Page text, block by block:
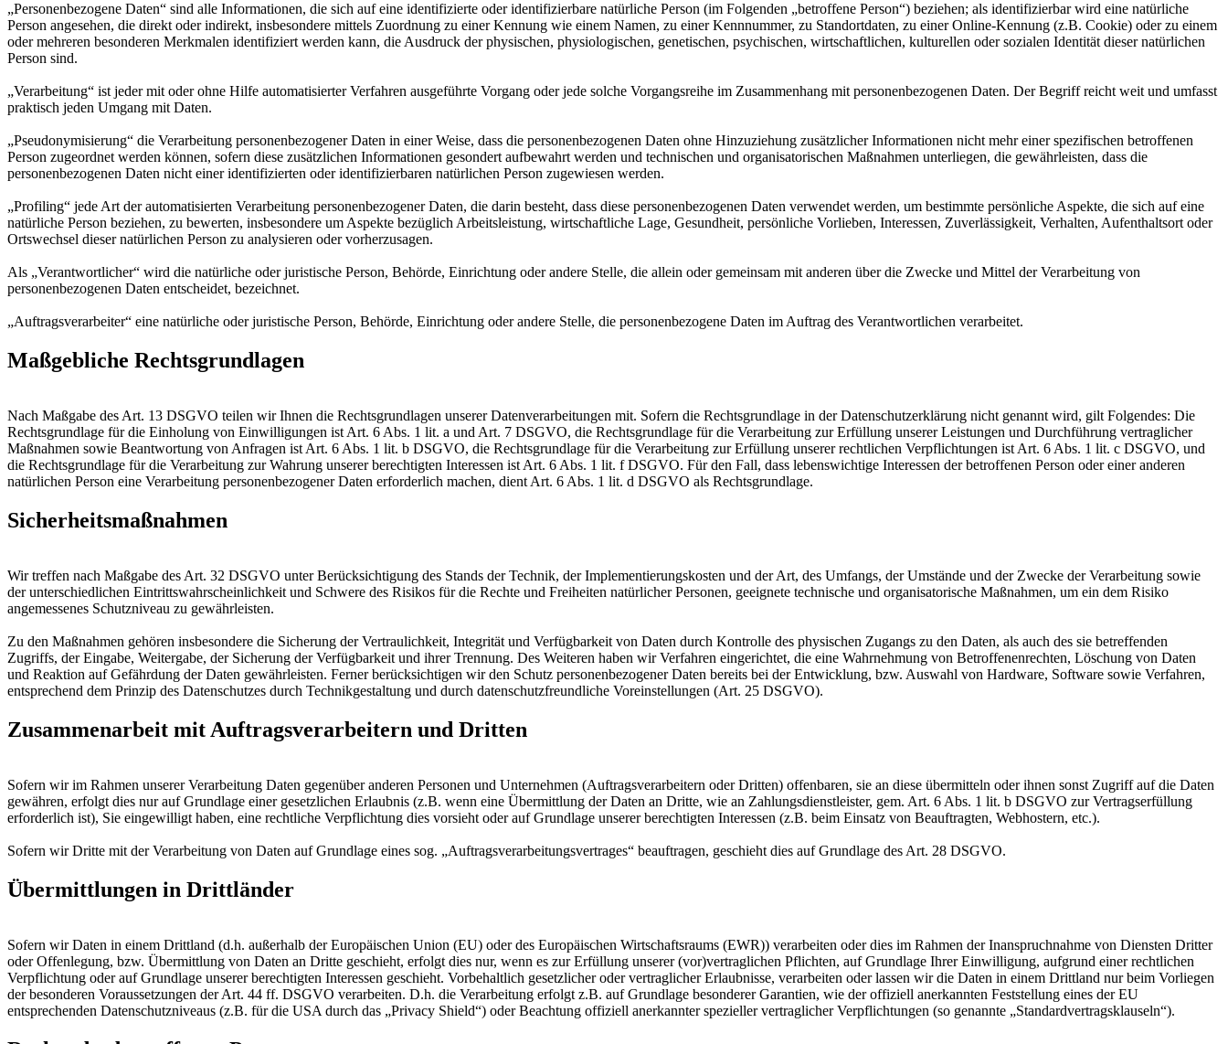
„Personenbezogene Daten“ sind alle Informationen, die sich auf eine identifizierte oder identifizierbare natürliche Person (im Folgenden „betroffene Person“) beziehen; als identifizierbar wird eine natürliche
Person angesehen, die direkt oder indirekt, insbesondere mittels Zuordnung zu einer Kennung wie einem Namen, zu einer Kennnummer, zu Standortdaten, zu einer Online-Kennung (z.B. Cookie) oder zu einem
oder mehreren besonderen Merkmalen identifiziert werden kann, die Ausdruck der physischen, physiologischen, genetischen, psychischen, wirtschaftlichen, kulturellen oder sozialen Identität dieser natürlichen
Person sind.
„Verarbeitung“ ist jeder mit oder ohne Hilfe automatisierter Verfahren ausgeführte Vorgang oder jede solche Vorgangsreihe im Zusammenhang mit personenbezogenen Daten. Der Begriff reicht weit und umfasst
praktisch jeden Umgang mit Daten.
„Pseudonymisierung“ die Verarbeitung personenbezogener Daten in einer Weise, dass die personenbezogenen Daten ohne Hinzuziehung zusätzlicher Informationen nicht mehr einer spezifischen betroffenen
Person zugeordnet werden können, sofern diese zusätzlichen Informationen gesondert aufbewahrt werden und technischen und organisatorischen Maßnahmen unterliegen, die gewährleisten, dass die
personenbezogenen Daten nicht einer identifizierten oder identifizierbaren natürlichen Person zugewiesen werden.
„Profiling“ jede Art der automatisierten Verarbeitung personenbezogener Daten, die darin besteht, dass diese personenbezogenen Daten verwendet werden, um bestimmte persönliche Aspekte, die sich auf eine
natürliche Person beziehen, zu bewerten, insbesondere um Aspekte bezüglich Arbeitsleistung, wirtschaftliche Lage, Gesundheit, persönliche Vorlieben, Interessen, Zuverlässigkeit, Verhalten, Aufenthaltsort oder
Ortswechsel dieser natürlichen Person zu analysieren oder vorherzusagen.
Als „Verantwortlicher“ wird die natürliche oder juristische Person, Behörde, Einrichtung oder andere Stelle, die allein oder gemeinsam mit anderen über die Zwecke und Mittel der Verarbeitung von
personenbezogenen Daten entscheidet, bezeichnet.
„Auftragsverarbeiter“ eine natürliche oder juristische Person, Behörde, Einrichtung oder andere Stelle, die personenbezogene Daten im Auftrag des Verantwortlichen verarbeitet.
Maßgebliche Rechtsgrundlagen
Nach Maßgabe des Art. 13 DSGVO teilen wir Ihnen die Rechtsgrundlagen unserer Datenverarbeitungen mit. Sofern die Rechtsgrundlage in der Datenschutzerklärung nicht genannt wird, gilt Folgendes: Die
Rechtsgrundlage für die Einholung von Einwilligungen ist Art. 6 Abs. 1 lit. a und Art. 7 DSGVO, die Rechtsgrundlage für die Verarbeitung zur Erfüllung unserer Leistungen und Durchführung vertraglicher
Maßnahmen sowie Beantwortung von Anfragen ist Art. 6 Abs. 1 lit. b DSGVO, die Rechtsgrundlage für die Verarbeitung zur Erfüllung unserer rechtlichen Verpflichtungen ist Art. 6 Abs. 1 lit. c DSGVO, und
die Rechtsgrundlage für die Verarbeitung zur Wahrung unserer berechtigten Interessen ist Art. 6 Abs. 1 lit. f DSGVO. Für den Fall, dass lebenswichtige Interessen der betroffenen Person oder einer anderen
natürlichen Person eine Verarbeitung personenbezogener Daten erforderlich machen, dient Art. 6 Abs. 1 lit. d DSGVO als Rechtsgrundlage.
Sicherheitsmaßnahmen
Wir treffen nach Maßgabe des Art. 32 DSGVO unter Berücksichtigung des Stands der Technik, der Implementierungskosten und der Art, des Umfangs, der Umstände und der Zwecke der Verarbeitung sowie
der unterschiedlichen Eintrittswahrscheinlichkeit und Schwere des Risikos für die Rechte und Freiheiten natürlicher Personen, geeignete technische und organisatorische Maßnahmen, um ein dem Risiko
angemessenes Schutzniveau zu gewährleisten.
Zu den Maßnahmen gehören insbesondere die Sicherung der Vertraulichkeit, Integrität und Verfügbarkeit von Daten durch Kontrolle des physischen Zugangs zu den Daten, als auch des sie betreffenden
Zugriffs, der Eingabe, Weitergabe, der Sicherung der Verfügbarkeit und ihrer Trennung. Des Weiteren haben wir Verfahren eingerichtet, die eine Wahrnehmung von Betroffenenrechten, Löschung von Daten
und Reaktion auf Gefährdung der Daten gewährleisten. Ferner berücksichtigen wir den Schutz personenbezogener Daten bereits bei der Entwicklung, bzw. Auswahl von Hardware, Software sowie Verfahren,
entsprechend dem Prinzip des Datenschutzes durch Technikgestaltung und durch datenschutzfreundliche Voreinstellungen (Art. 25 DSGVO).
Zusammenarbeit mit Auftragsverarbeitern und Dritten
Sofern wir im Rahmen unserer Verarbeitung Daten gegenüber anderen Personen und Unternehmen (Auftragsverarbeitern oder Dritten) offenbaren, sie an diese übermitteln oder ihnen sonst Zugriff auf die Daten
gewähren, erfolgt dies nur auf Grundlage einer gesetzlichen Erlaubnis (z.B. wenn eine Übermittlung der Daten an Dritte, wie an Zahlungsdienstleister, gem. Art. 6 Abs. 1 lit. b DSGVO zur Vertragserfüllung
erforderlich ist), Sie eingewilligt haben, eine rechtliche Verpflichtung dies vorsieht oder auf Grundlage unserer berechtigten Interessen (z.B. beim Einsatz von Beauftragten, Webhostern, etc.).
Sofern wir Dritte mit der Verarbeitung von Daten auf Grundlage eines sog. „Auftragsverarbeitungsvertrages“ beauftragen, geschieht dies auf Grundlage des Art. 28 DSGVO.
Übermittlungen in Drittländer
Sofern wir Daten in einem Drittland (d.h. außerhalb der Europäischen Union (EU) oder des Europäischen Wirtschaftsraums (EWR)) verarbeiten oder dies im Rahmen der Inanspruchnahme von Diensten Dritter
oder Offenlegung, bzw. Übermittlung von Daten an Dritte geschieht, erfolgt dies nur, wenn es zur Erfüllung unserer (vor)vertraglichen Pflichten, auf Grundlage Ihrer Einwilligung, aufgrund einer rechtlichen
Verpflichtung oder auf Grundlage unserer berechtigten Interessen geschieht. Vorbehaltlich gesetzlicher oder vertraglicher Erlaubnisse, verarbeiten oder lassen wir die Daten in einem Drittland nur beim Vorliegen
der besonderen Voraussetzungen der Art. 44 ff. DSGVO verarbeiten. D.h. die Verarbeitung erfolgt z.B. auf Grundlage besonderer Garantien, wie der offiziell anerkannten Feststellung eines der EU
entsprechenden Datenschutzniveaus (z.B. für die USA durch das „Privacy Shield“) oder Beachtung offiziell anerkannter spezieller vertraglicher Verpflichtungen (so genannte „Standardvertragsklauseln“).